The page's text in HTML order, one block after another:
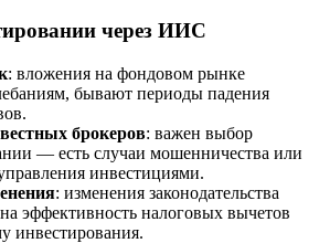
через ИИС
: вложения на фондовом рынке
бывают периоды падения
брокеров: важен выбор
— есть случаи мошенничества или
инвестициями.
: изменения законодательства
эффективность налоговых вычетов
инвестирования.